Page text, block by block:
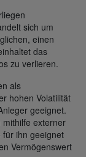
sich um
einen
das
zu verlieren.
als
hohen Volatilität
geeignet.
externer
für ihn geeignet
Vermögenswert